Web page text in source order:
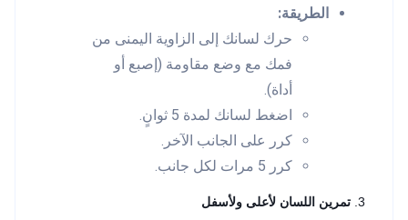
الطريقة:
حرك لسانك إلى الزاوية اليمنى من
فمك مع وضع مقاومة (إصبع أو
أداة).
اضغط لسانك لمدة 5 ثوانٍ.
كرر على الجانب الآخر.
كرر 5 مرات لكل جانب.
3. تمرين اللسان لأعلى ولأسفل